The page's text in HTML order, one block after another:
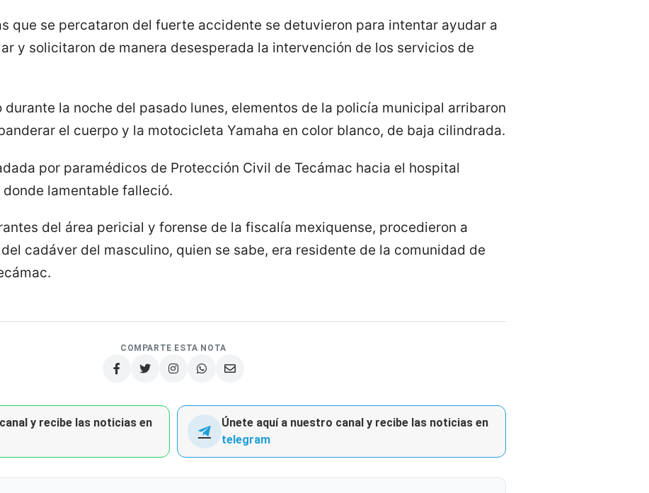
que se percataron del fuerte accidente se detuvieron para intentar ayudar a
y solicitaron de manera desesperada la intervención de los servicios de
durante la noche del pasado lunes, elementos de la policía municipal arribaron
el cuerpo y la motocicleta Yamaha en color blanco, de baja cilindrada.
por paramédicos de Protección Civil de Tecámac hacia el hospital
donde lamentable falleció.
del área pericial y forense de la fiscalía mexiquense, procedieron a
cadáver del masculino, quien se sabe, era residente de la comunidad de
COMPARTE ESTA NOTA
y recibe las noticias en
Únete aquí a nuestro canal y recibe las noticias en
telegram